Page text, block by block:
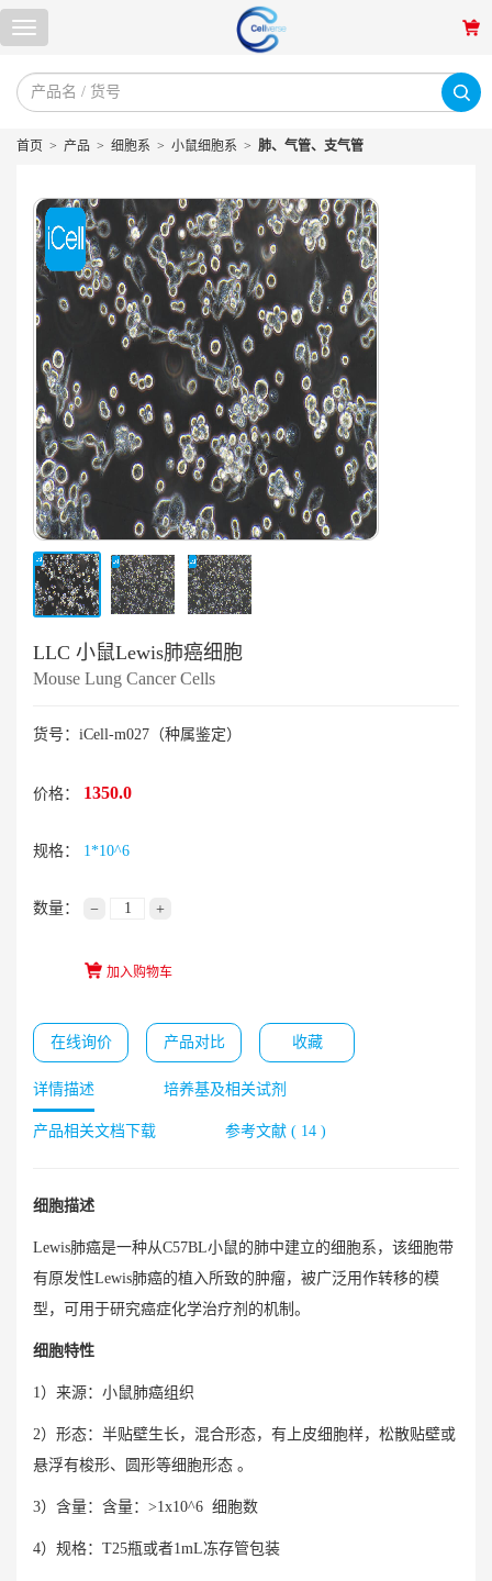
首页 > 产品 > 细胞系 > 小鼠细胞系 > 肺、气管、支气管
LLC 小鼠Lewis肺癌细胞
Mouse Lung Cancer Cells
货号：iCell-m027（种属鉴定）
价格： 1350.0
规格： 1*10^6
数量： − +
加入购物车
在线询价 产品对比 收藏
详情描述 培养基及相关试剂
产品相关文档下载 参考文献 ( 14 )
细胞描述
Lewis肺癌是一种从C57BL小鼠的肺中建立的细胞系，该细胞带
有原发性Lewis肺癌的植入所致的肿瘤，被广泛用作转移的模
型，可用于研究癌症化学治疗剂的机制。
细胞特性
1）来源：小鼠肺癌组织
2）形态：半贴壁生长，混合形态，有上皮细胞样，松散贴壁或
悬浮有梭形、圆形等细胞形态 。
3）含量：含量：>1x10^6 细胞数
4）规格：T25瓶或者1mL冻存管包装